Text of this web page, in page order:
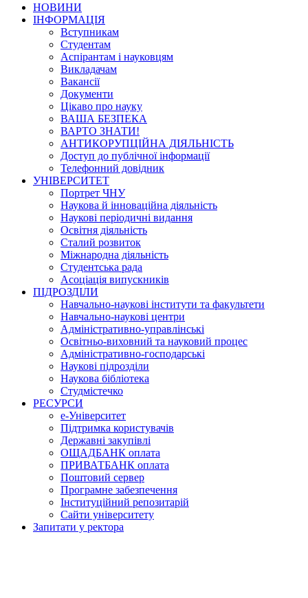
НОВИНИ
ІНФОРМАЦІЯ
Вступникам
Студентам
Аспірантам і науковцям
Викладачам
Вакансії
Документи
Цікаво про науку
ВАША БЕЗПЕКА
ВАРТО ЗНАТИ!
АНТИКОРУПЦІЙНА ДІЯЛЬНІСТЬ
Доступ до публічної інформації
Телефонний довідник
УНІВЕРСИТЕТ
Портрет ЧНУ
Наукова й інноваційна діяльність
Наукові періодичні видання
Освітня діяльність
Сталий розвиток
Міжнародна діяльність
Студентська рада
Асоціація випускників
ПІДРОЗДІЛИ
Навчально-наукові інститути та факультети
Навчально-наукові центри
Адміністративно-управлінські
Освітньо-виховний та науковий процес
Адміністративно-господарські
Наукові підрозділи
Наукова бібліотека
Студмістечко
РЕСУРСИ
е-Університет
Підтримка користувачів
Державні закупівлі
ОЩАДБАНК оплата
ПРИВАТБАНК оплата
Поштовий сервер
Програмне забезпечення
Інституційний репозитарій
Сайти університету
Запитати у ректора